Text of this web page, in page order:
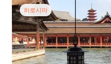
히로시마